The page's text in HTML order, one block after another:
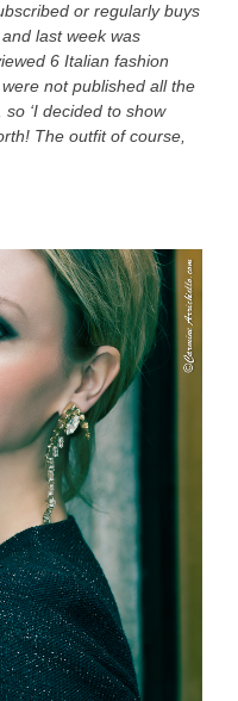
or regularly buys
and last weekwas
6 Italian fashion
were not published all the
so ‘I decided to show
The outfit of course,